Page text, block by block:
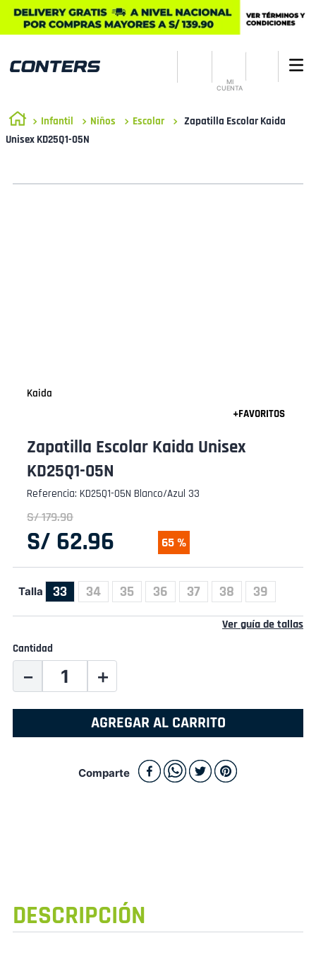
MI
CUENTA
Infantil Niños Escolar
Zapatilla Escolar Kaida
Unisex KD25Q1-05N
Kaida
Zapatilla Escolar Kaida Unisex
KD25Q1-05N
Referencia: KD25Q1-05N Blanco/Azul 33
S/179.90
S/ 62.96 65 %
Talla 33 34 35 36 37 38 39
Ver guía de tallas
Cantidad
＋
－
AGREGAR AL CARRITO
Comparte
DESCRIPCIÓN